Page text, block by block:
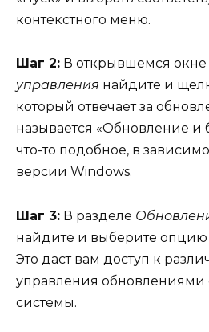
контекстного меню.
Шаг 2: В открывшемся окне
управления найдите и
который отвечает за
называется «Обновление и
что-то подобное, в
версии Windows.
Шаг 3: В разделе
найдите и выберите опцию
Это даст вам доступ к
управления
системы.